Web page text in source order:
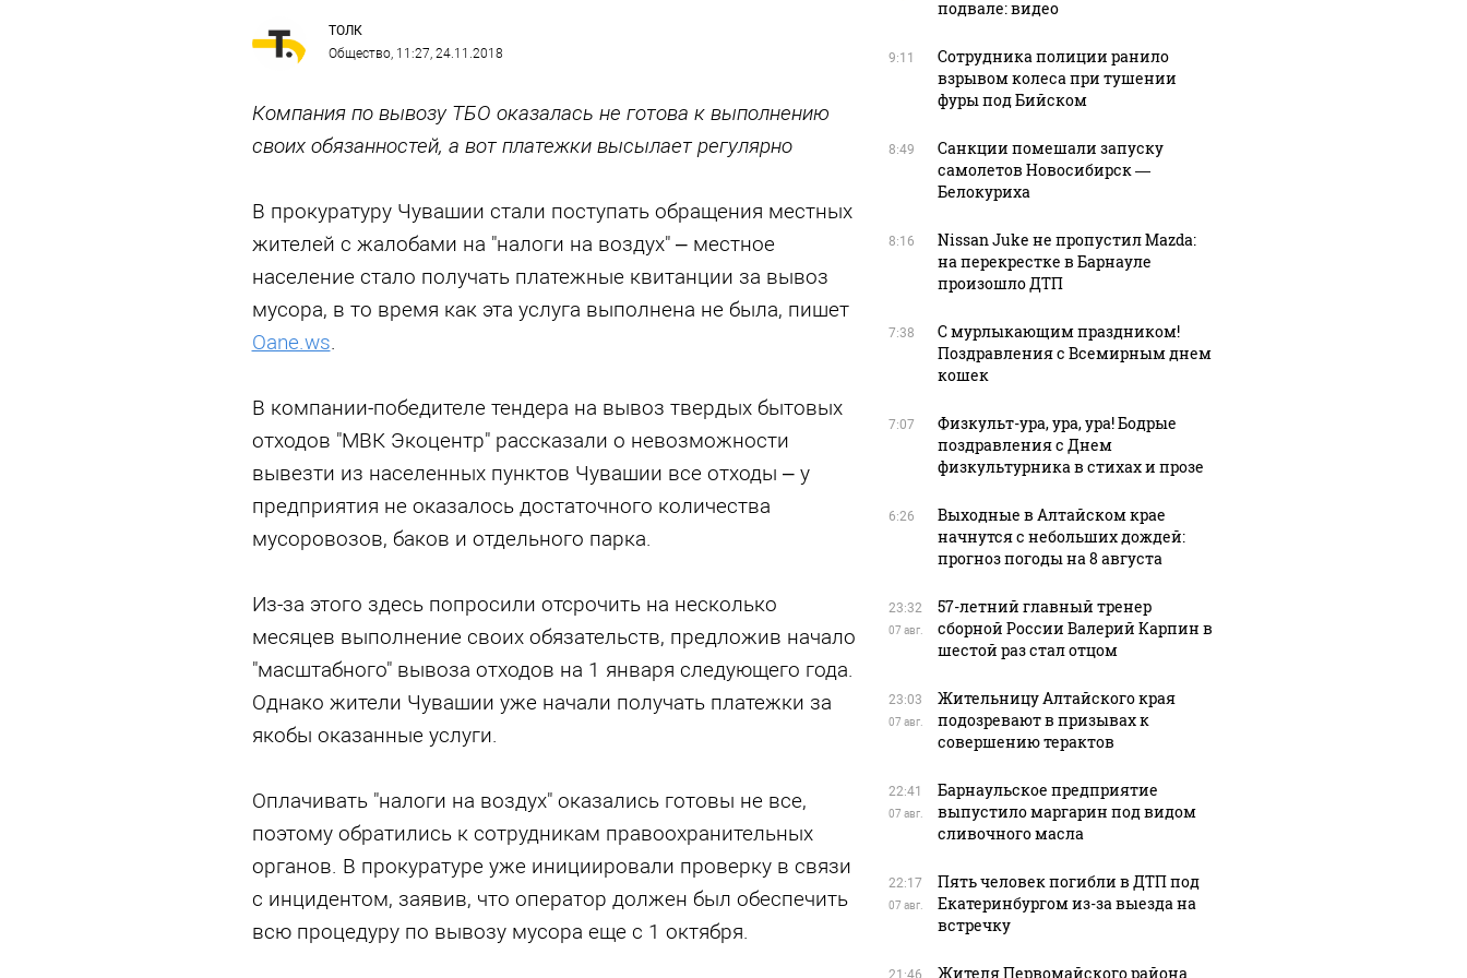
ТОЛК
Общество, 11:27, 24.11.2018
Компания по вывозу ТБО оказалась не готова к выполнению
своих обязанностей, а вот платежки высылает регулярно
В прокуратуру Чувашии стали поступать обращения местных
жителей с жалобами на "налоги на воздух" – местное
население стало получать платежные квитанции за вывоз
мусора, в то время как эта услуга выполнена не была, пишет
Oane.ws.
В компании-победителе тендера на вывоз твердых бытовых
отходов "МВК Экоцентр" рассказали о невозможности
вывезти из населенных пунктов Чувашии все отходы – у
предприятия не оказалось достаточного количества
мусоровозов, баков и отдельного парка.
Из-за этого здесь попросили отсрочить на несколько
месяцев выполнение своих обязательств, предложив начало
"масштабного" вывоза отходов на 1 января следующего года.
Однако жители Чувашии уже начали получать платежки за
якобы оказанные услуги.
Оплачивать "налоги на воздух" оказались готовы не все,
поэтому обратились к сотрудникам правоохранительных
органов. В прокуратуре уже инициировали проверку в связи
с инцидентом, заявив, что оператор должен был обеспечить
всю процедуру по вывозу мусора еще с 1 октября.
подвале: видео
9:11
Сотрудника полиции ранило
взрывом колеса при тушении
фуры под Бийском
8:49
Санкции помешали запуску
самолетов Новосибирск —
Белокуриха
8:16
Nissan Juke не пропустил Mazda:
на перекрестке в Барнауле
произошло ДТП
7:38
С мурлыкающим праздником!
Поздравления с Всемирным днем
кошек
7:07
Физкульт-ура, ура, ура! Бодрые
поздравления с Днем
физкультурника в стихах и прозе
6:26
Выходные в Алтайском крае
начнутся с небольших дождей:
прогноз погоды на 8 августа
23:32
07 авг.
57-летний главный тренер
сборной России Валерий Карпин в
шестой раз стал отцом
23:03
07 авг.
Жительницу Алтайского края
подозревают в призывах к
совершению терактов
22:41
07 авг.
Барнаульское предприятие
выпустило маргарин под видом
сливочного масла
22:17
07 авг.
Пять человек погибли в ДТП под
Екатеринбургом из-за выезда на
встречку
21:46 Жителя Первомайского района